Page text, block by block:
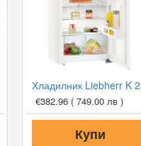
Хладилник Liebherr K
€382.96 ( 749.00 лв )
Купи